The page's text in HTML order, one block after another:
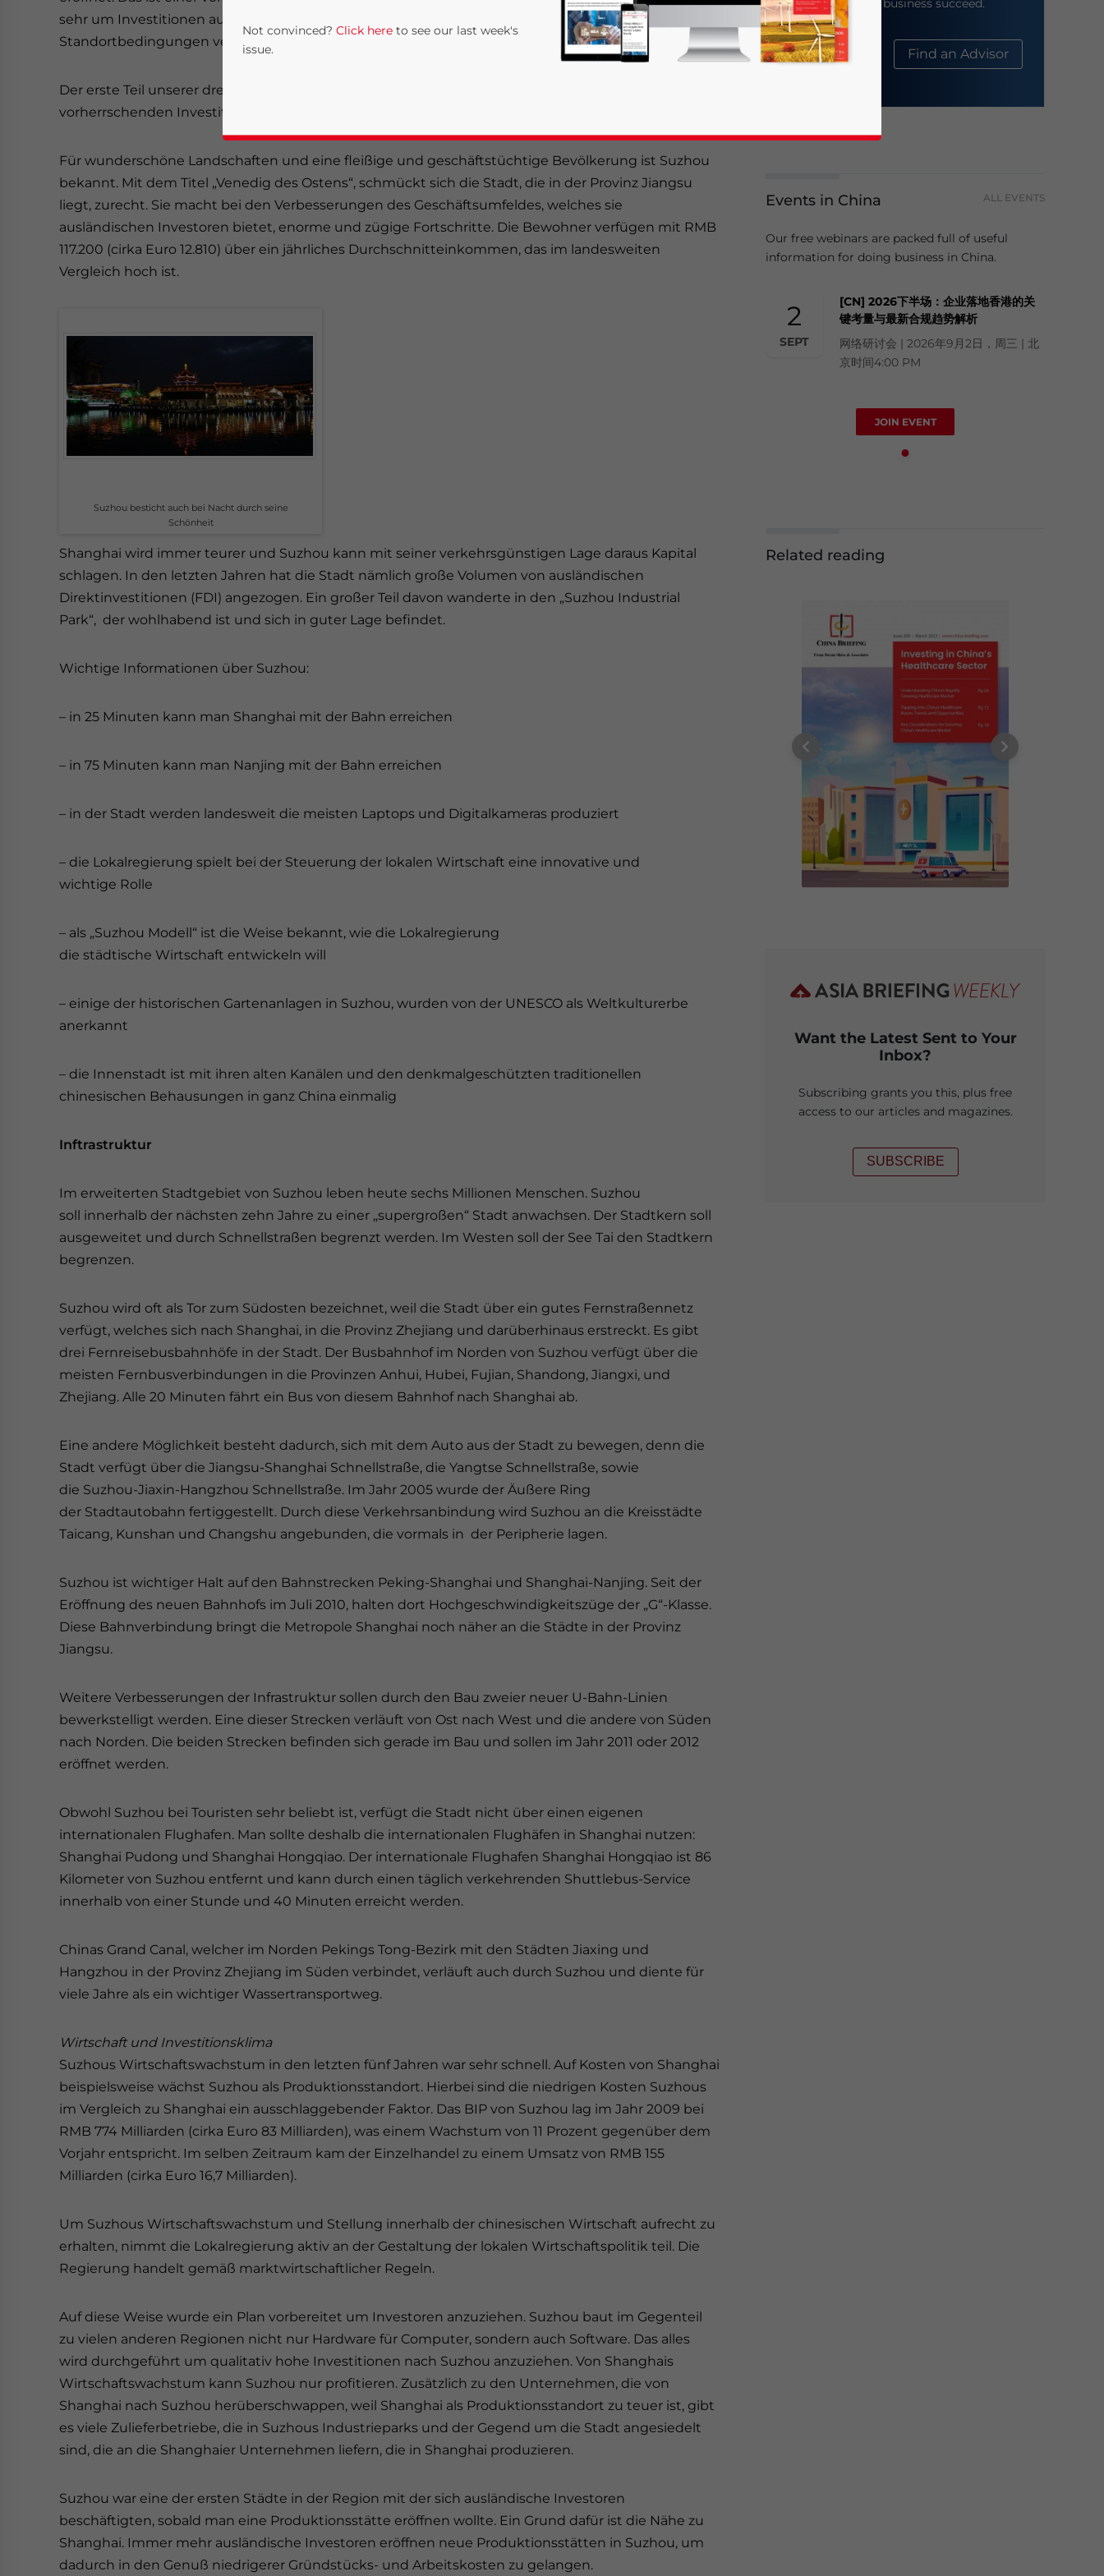
sehr um Investitionen aus dem Ausland bemüht und die daher für solche Investitionen über gute
Standortbedingungen verfügt, einmal genauer vorzustellen.
Der erste Teil unserer dreiteiligen Serie soll dazu genutzt werden, um die Stadt und die
vorherrschenden Investitionsbedingungen dort etwas zu umreißen.
Für wunderschöne Landschaften und eine fleißige und geschäftstüchtige Bevölkerung ist Suzhou
bekannt. Mit dem Titel „Venedig des Ostens“, schmückt sich die Stadt, die in der Provinz Jiangsu
liegt, zurecht. Sie macht bei den Verbesserungen des Geschäftsumfeldes, welches sie
ausländischen Investoren bietet, enorme und zügige Fortschritte. Die Bewohner verfügen mit RMB
117.200 (cirka Euro 12.810) über ein jährliches Durchschnitteinkommen, das im landesweiten
Vergleich hoch ist.
Suzhou besticht auch bei Nacht durch seine
Schönheit
Shanghai wird immer teurer und Suzhou kann mit seiner verkehrsgünstigen Lage daraus Kapital
schlagen. In den letzten Jahren hat die Stadt nämlich große Volumen von ausländischen
Direktinvestitionen (FDI) angezogen. Ein großer Teil davon wanderte in den „Suzhou Industrial
Park“, der wohlhabend ist und sich in guter Lage befindet.
Wichtige Informationen über Suzhou:
– in 25 Minuten kann man Shanghai mit der Bahn erreichen
– in 75 Minuten kann man Nanjing mit der Bahn erreichen
– in der Stadt werden landesweit die meisten Laptops und Digitalkameras produziert
– die Lokalregierung spielt bei der Steuerung der lokalen Wirtschaft eine innovative und
wichtige Rolle
– als „Suzhou Modell“ ist die Weise bekannt, wie die Lokalregierung
die städtische Wirtschaft entwickeln will
– einige der historischen Gartenanlagen in Suzhou, wurden von der UNESCO als Weltkulturerbe
anerkannt
– die Innenstadt ist mit ihren alten Kanälen und den denkmalgeschützten traditionellen
chinesischen Behausungen in ganz China einmalig
Inftrastruktur
Im erweiterten Stadtgebiet von Suzhou leben heute sechs Millionen Menschen. Suzhou
soll innerhalb der nächsten zehn Jahre zu einer „supergroßen“ Stadt anwachsen. Der Stadtkern soll
ausgeweitet und durch Schnellstraßen begrenzt werden. Im Westen soll der See Tai den Stadtkern
begrenzen.
Suzhou wird oft als Tor zum Südosten bezeichnet, weil die Stadt über ein gutes Fernstraßennetz
verfügt, welches sich nach Shanghai, in die Provinz Zhejiang und darüberhinaus erstreckt. Es gibt
drei Fernreisebusbahnhöfe in der Stadt. Der Busbahnhof im Norden von Suzhou verfügt über die
meisten Fernbusverbindungen in die Provinzen Anhui, Hubei, Fujian, Shandong, Jiangxi, und
Zhejiang. Alle 20 Minuten fährt ein Bus von diesem Bahnhof nach Shanghai ab.
Eine andere Möglichkeit besteht dadurch, sich mit dem Auto aus der Stadt zu bewegen, denn die
Stadt verfügt über die Jiangsu-Shanghai Schnellstraße, die Yangtse Schnellstraße, sowie
die Suzhou-Jiaxin-Hangzhou Schnellstraße. Im Jahr 2005 wurde der Äußere Ring
der Stadtautobahn fertiggestellt. Durch diese Verkehrsanbindung wird Suzhou an die Kreisstädte
Taicang, Kunshan und Changshu angebunden, die vormals in der Peripherie lagen.
Suzhou ist wichtiger Halt auf den Bahnstrecken Peking-Shanghai und Shanghai-Nanjing. Seit der
Eröffnung des neuen Bahnhofs im Juli 2010, halten dort Hochgeschwindigkeitszüge der „G“-Klasse.
Diese Bahnverbindung bringt die Metropole Shanghai noch näher an die Städte in der Provinz
Jiangsu.
Weitere Verbesserungen der Infrastruktur sollen durch den Bau zweier neuer U-Bahn-Linien
bewerkstelligt werden. Eine dieser Strecken verläuft von Ost nach West und die andere von Süden
nach Norden. Die beiden Strecken befinden sich gerade im Bau und sollen im Jahr 2011 oder 2012
eröffnet werden.
Obwohl Suzhou bei Touristen sehr beliebt ist, verfügt die Stadt nicht über einen eigenen
internationalen Flughafen. Man sollte deshalb die internationalen Flughäfen in Shanghai nutzen:
Shanghai Pudong und Shanghai Hongqiao. Der internationale Flughafen Shanghai Hongqiao ist 86
Kilometer von Suzhou entfernt und kann durch einen täglich verkehrenden Shuttlebus-Service
innerhalb von einer Stunde und 40 Minuten erreicht werden.
Chinas Grand Canal, welcher im Norden Pekings Tong-Bezirk mit den Städten Jiaxing und
Hangzhou in der Provinz Zhejiang im Süden verbindet, verläuft auch durch Suzhou und diente für
viele Jahre als ein wichtiger Wassertransportweg.
Wirtschaft und Investitionsklima
Suzhous Wirtschaftswachstum in den letzten fünf Jahren war sehr schnell. Auf Kosten von Shanghai
beispielsweise wächst Suzhou als Produktionsstandort. Hierbei sind die niedrigen Kosten Suzhous
im Vergleich zu Shanghai ein ausschlaggebender Faktor. Das BIP von Suzhou lag im Jahr 2009 bei
RMB 774 Milliarden (cirka Euro 83 Milliarden), was einem Wachstum von 11 Prozent gegenüber dem
Vorjahr entspricht. Im selben Zeitraum kam der Einzelhandel zu einem Umsatz von RMB 155
Milliarden (cirka Euro 16,7 Milliarden).
Um Suzhous Wirtschaftswachstum und Stellung innerhalb der chinesischen Wirtschaft aufrecht zu
erhalten, nimmt die Lokalregierung aktiv an der Gestaltung der lokalen Wirtschaftspolitik teil. Die
Regierung handelt gemäß marktwirtschaftlicher Regeln.
Auf diese Weise wurde ein Plan vorbereitet um Investoren anzuziehen. Suzhou baut im Gegenteil
zu vielen anderen Regionen nicht nur Hardware für Computer, sondern auch Software. Das alles
wird durchgeführt um qualitativ hohe Investitionen nach Suzhou anzuziehen. Von Shanghais
Wirtschaftswachstum kann Suzhou nur profitieren. Zusätzlich zu den Unternehmen, die von
Shanghai nach Suzhou herüberschwappen, weil Shanghai als Produktionsstandort zu teuer ist, gibt
es viele Zulieferbetriebe, die in Suzhous Industrieparks und der Gegend um die Stadt angesiedelt
sind, die an die Shanghaier Unternehmen liefern, die in Shanghai produzieren.
Suzhou war eine der ersten Städte in der Region mit der sich ausländische Investoren
beschäftigten, sobald man eine Produktionsstätte eröffnen wollte. Ein Grund dafür ist die Nähe zu
Shanghai. Immer mehr ausländische Investoren eröffnen neue Produktionsstätten in Suzhou, um
dadurch in den Genuß niedrigerer Gründstücks- und Arbeitskosten zu gelangen.
help your business succeed.
About Us Find an Advisor
Events in China ALL EVENTS
Our free webinars are packed full of useful
information for doing business in China.
2
SEPT
[CN] 2026下半场：企业落地香港的关
键考量与最新合规趋势解析
网络研讨会 | 2026年9月2日，周三 | 北
京时间4:00 PM
JOIN EVENT
Related reading
Want the Latest Sent to Your
Inbox?
Subscribing grants you this, plus free
access to our articles and magazines.
SUBSCRIBE
Not convinced? Click here to see our last week's
issue.
Yes, I have read the Privacy Policy Statement for this website. Please send me business news and updates for Asia!